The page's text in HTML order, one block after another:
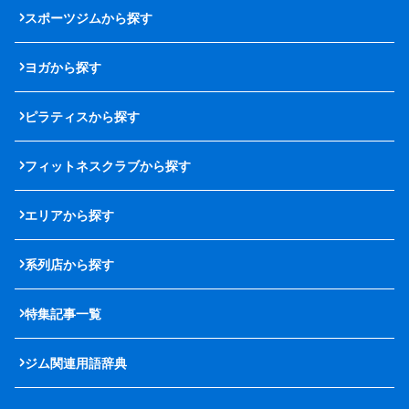
スポーツジムから探す
ヨガから探す
ピラティスから探す
フィットネスクラブから探す
エリアから探す
系列店から探す
特集記事一覧
ジム関連用語辞典